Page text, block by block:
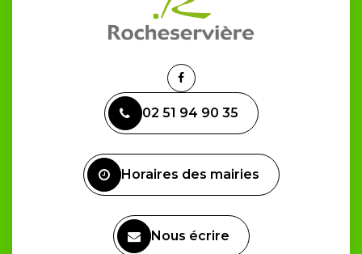
Lien
le
compte
02 51 94 90 35
Horaires des mairies
Nous écrire